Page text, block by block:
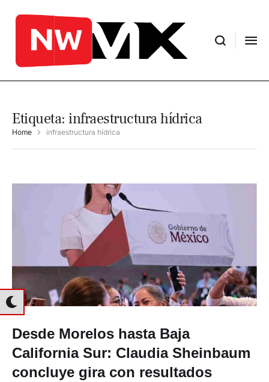
Etiqueta: infraestructura hídrica
Home infraestructura hídrica
Desde Morelos hasta Baja
California Sur: Claudia Sheinbaum
concluye gira con resultados